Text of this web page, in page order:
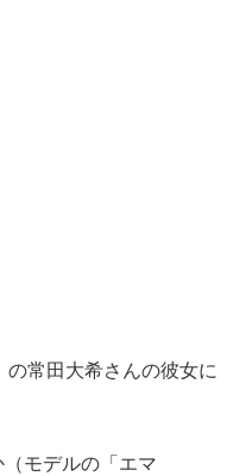
常田大希さんの彼女に
モデルの「エマ